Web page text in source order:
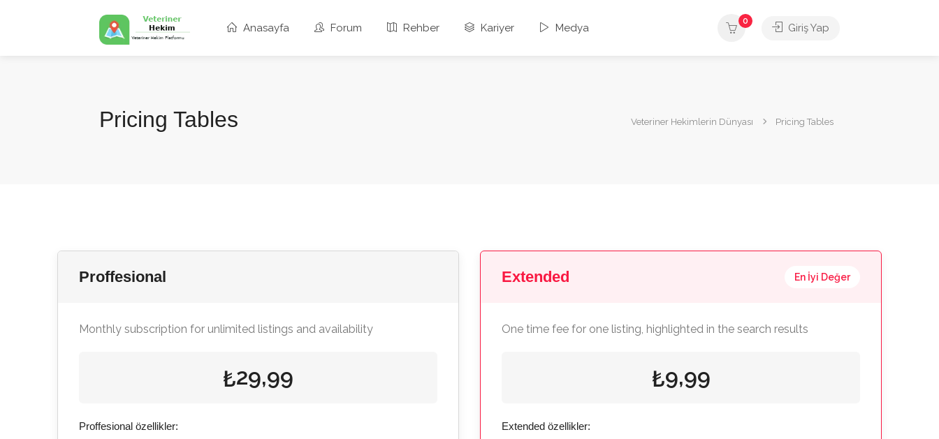
Anasayfa Forum Rehber Kariyer Medya
0
Giriş Yap
Pricing Tables Veteriner Hekimlerin Dünyası Pricing Tables
Proffesional
Monthly subscription for unlimited listings and availability
₺29,99
Proffesional özellikler:
Extended En İyi Değer
One time fee for one listing, highlighted in the search results
₺9,99
Extended özellikler: